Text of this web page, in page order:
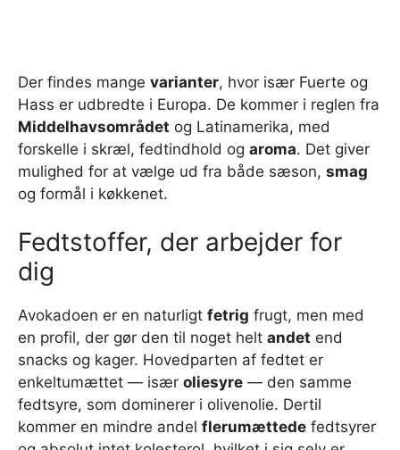
Der findes mange varianter, hvor især Fuerte og
Hass er udbredte i Europa. De kommer i reglen fra
Middelhavsområdet og Latinamerika, med
forskelle i skræl, fedtindhold og aroma. Det giver
mulighed for at vælge ud fra både sæson, smag
og formål i køkkenet.
Fedtstoffer, der arbejder for
dig
Avokadoen er en naturligt fetrig frugt, men med
en profil, der gør den til noget helt andet end
snacks og kager. Hovedparten af fedtet er
enkeltumættet — især olie­syre — den samme
fedtsyre, som dominerer i olivenolie. Dertil
kommer en mindre andel flerumættede fedtsyrer